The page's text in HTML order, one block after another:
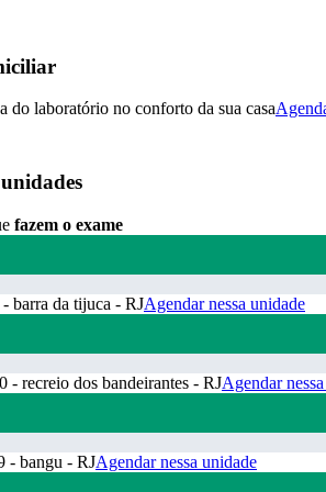
do laboratório no conforto da sua casa
fazem o exame
barra da tijuca - RJAgendar nessa unidade
- recreio dos bandeirantes - RJAgendar
- bangu - RJAgendar nessa unidade